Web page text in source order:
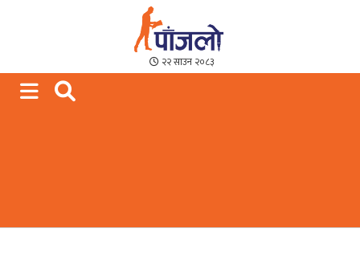
Paajalo News
We are from Far West Nepal
२२ साउन २०८३